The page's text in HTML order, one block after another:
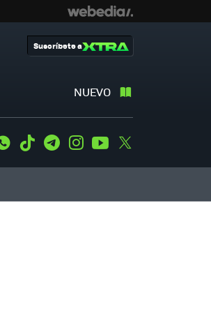
NUEVO
Suscríbete a
WhatsApp
Tiktok TelegramInstagramYoutube